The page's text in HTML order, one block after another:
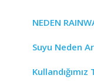
NEDEN
Suyu Neden